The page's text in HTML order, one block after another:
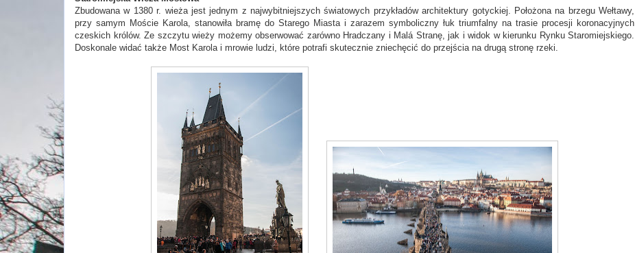
Zbudowana w 1380 r. wieża jest jednym z najwybitniejszych światowych przykładów architektury gotyckiej. Położona na brzegu Wełtawy,
przy samym Moście Karola, stanowiła bramę do Starego Miasta i zarazem symboliczny łuk triumfalny na trasie procesji koronacyjnych
czeskich królów. Ze szczytu wieży możemy obserwować zarówno Hradczany i Malá Stranę, jak i widok w kierunku Rynku Staromiejskiego.
Doskonale widać także Most Karola i mrowie ludzi, które potrafi skutecznie zniechęcić do przejścia na drugą stronę rzeki.